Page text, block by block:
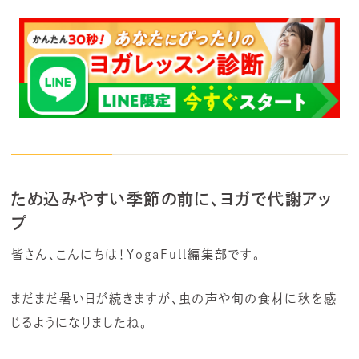
ため込みやすい季節の前に、ヨガで代謝アッ
プ
皆さん、こんにちは！YogaFull編集部です。
まだまだ暑い日が続きますが、虫の声や旬の食材に秋を感
じるようになりましたね。